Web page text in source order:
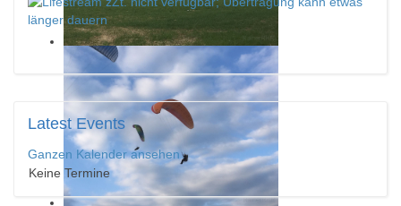
Latest Events
Ganzen Kalender ansehen
Keine Termine